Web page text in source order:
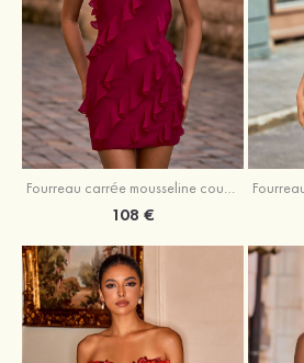
Fourreau carrée mousseline courte/mini robe de fête de la rentré avec volants
108 €